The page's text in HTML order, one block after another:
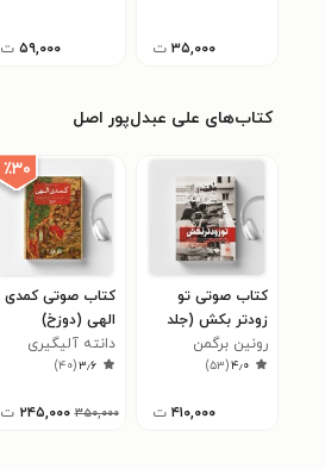
۳۵,۰۰۰ ت ۵۹,۰۰۰ ت
کتاب‌های علی عبدل‌پور اصل
کتاب صوتی تو
زودتر بکش (جلد
اول)
رونین برگمن
۴٫۰(۵۳)
۴۱۰,۰۰۰ ت
٪۳۰
کتاب صوتی کمدی
الهی (دوزخ)
دانته آلیگیری
۳٫۶(۴۰)
۳۵۰,۰۰۰ ۲۴۵,۰۰۰ ت